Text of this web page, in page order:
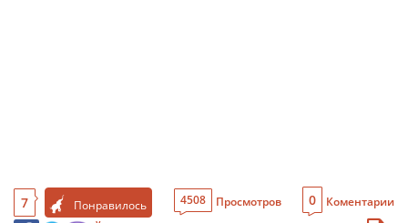
7 Понравилось 4508 Просмотров 0 Коментарии